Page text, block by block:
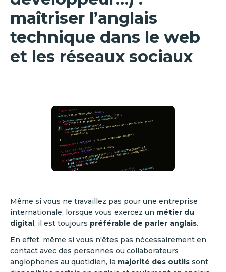
maîtriser l’anglais
technique dans le web
et les réseaux sociaux
Même si vous ne travaillez pas pour une entreprise
internationale, lorsque vous exercez un métier du
digital, il est toujours préférable de parler anglais.
En effet, même si vous n'êtes pas nécessairement en
contact avec des personnes ou collaborateurs
anglophones au quotidien, la majorité des outils sont